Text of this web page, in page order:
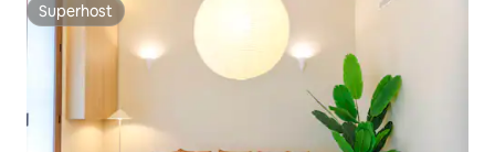
Superhost
Superhost